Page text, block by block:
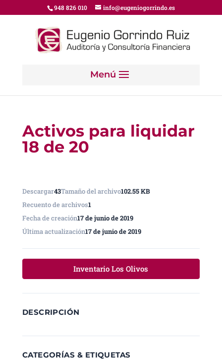
948 826 010 info@eugeniogorrindo.es
Activos para liquidar
18 de 20
Descargar43Tamaño del archivo102.55 KB
Recuento de archivos1
Fecha de creación17 de junio de 2019
Última actualización17 de junio de 2019
Inventario Los Olivos
DESCRIPCIÓN
CATEGORÍAS & ETIQUETAS